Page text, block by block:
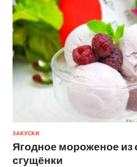
ЗАКУСКИ
Ягодное мороженое из
сгущёнки